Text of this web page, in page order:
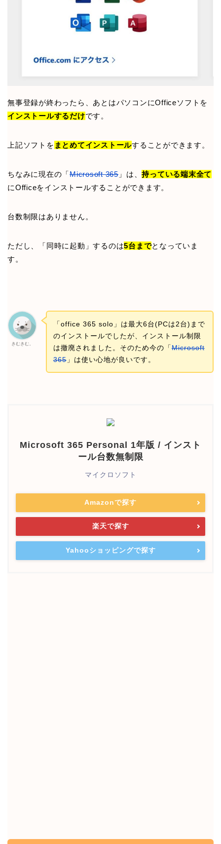
無事登録が終わったら、あとはパソコンにOfficeソフトを
インストールするだけです。
上記ソフトを まとめてインストールすることができます。
ちなみに現在の「Microsoft 365」は、持っている端末全て
にOfficeをインストールすることができます。
台数制限はありません。
ただし、「同時に起動」するのは5台までとなっていま
す。
きむきむ。
「office 365 solo」は最大6台(PCは2台)まで
のインストールでしたが、インストール制限
は撤廃されました。そのため今の「Microsoft
365」は使い心地が良いです。
Microsoft 365 Personal 1年版 / インスト
ール台数無制限
マイクロソフト
Amazonで探す
楽天で探す
Yahooショッピングで探す